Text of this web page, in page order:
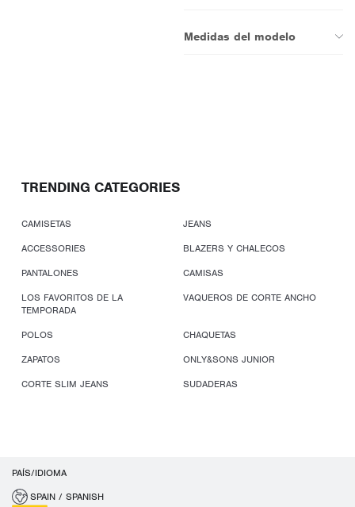
Medidas del modelo
TRENDING CATEGORIES
CAMISETAS
JEANS
ACCESSORIES
BLAZERS Y CHALECOS
PANTALONES
CAMISAS
LOS FAVORITOS DE LA
TEMPORADA
VAQUEROS DE CORTE ANCHO
POLOS
CHAQUETAS
ZAPATOS
ONLY&SONS JUNIOR
CORTE SLIM JEANS
SUDADERAS
PAÍS/IDIOMA
SPAIN / SPANISH